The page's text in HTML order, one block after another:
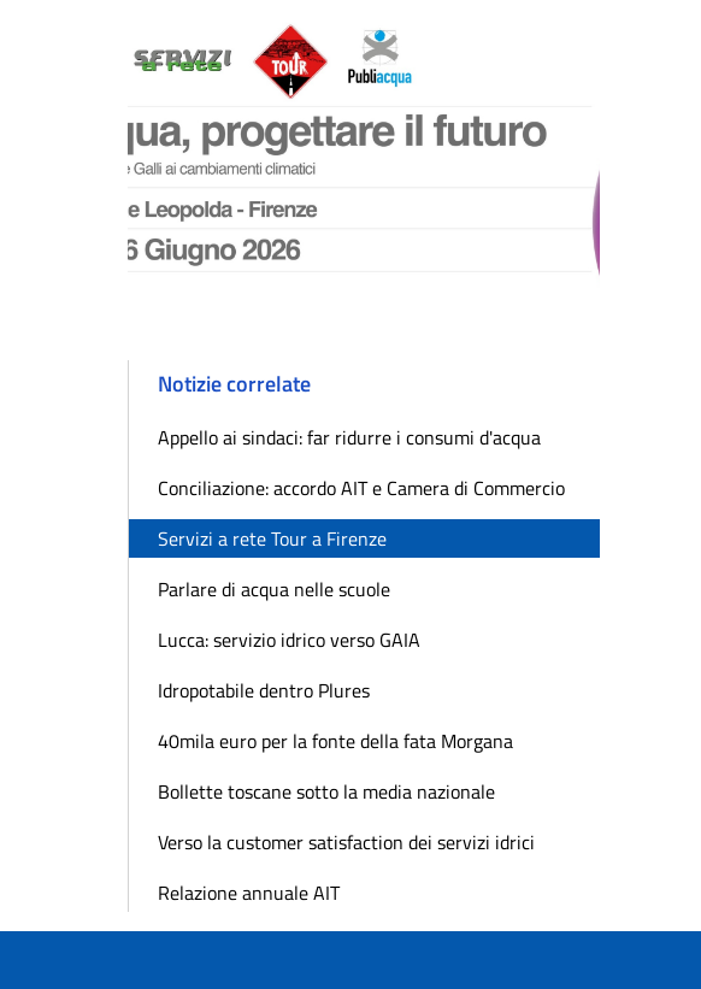
Notizie correlate
Appello ai sindaci: far ridurre i consumi d'acqua
Conciliazione: accordo AIT e Camera di Commercio
Servizi a rete Tour a Firenze
Parlare di acqua nelle scuole
Lucca: servizio idrico verso GAIA
Idropotabile dentro Plures
40mila euro per la fonte della fata Morgana
Bollette toscane sotto la media nazionale
Verso la customer satisfaction dei servizi idrici
Relazione annuale AIT